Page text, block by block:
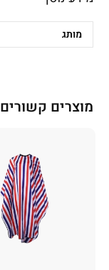
מותג
מוצרים קשורים